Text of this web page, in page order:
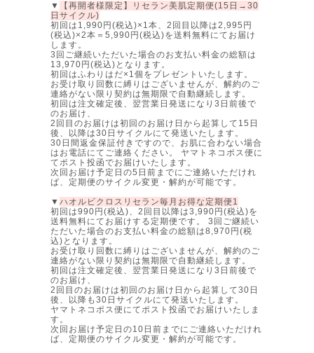
▼
【再開者様限定】リセラン美肌定期便(15日→30
日サイクル)
初回は1,990円(税込)×1本、2回目以降は2,995円
(税込)×2本＝5,990円(税込)を送料無料にてお届け
します。
3回ご継続いただいた場合のお支払い料金の総額は
13,970円(税込)となります。
初回はふわりはだ×1個をプレゼントいたします。
お受け取り回数に縛りはございませんが、解約のご
連絡がない限り契約は無期限で自動継続します。
初回は注文確定後、翌営業日発送になり3日前後で
のお届け、
2回目のお届けは初回のお届け日から起算して15日
後、以降は30日サイクルにて発送いたします。
30日間返金保証付きですので、お肌に合わない場合
はお電話にてご連絡ください。 ヤマトネコポス便に
てポスト投函でお届けいたします。
次回お届け予定日の5日前までにご連絡いただけれ
ば、定期便のサイクル変更・解約が可能です。
▼ ハオルビクロスリセラン毎月お得な定期便1
初回は990円(税込)、2回目以降は3,990円(税込)を
送料無料にてお届けする定期便です。 3回ご継続い
ただいた場合のお支払い料金の総額は8,970円(税
込)となります。
お受け取り回数に縛りはございませんが、解約のご
連絡がない限り契約は無期限で自動継続します。
初回は注文確定後、翌営業日発送になり3日前後で
のお届け、
2回目のお届けは初回のお届け日から起算して30日
後、以降も30日サイクルにて発送いたします。
ヤマトネコポス便にてポスト投函でお届けいたしま
す。
次回お届け予定日の10日前までにご連絡いただけれ
ば、定期便のサイクル変更・解約が可能です。